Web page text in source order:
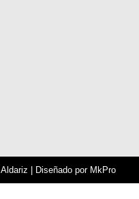
| Diseñado por MkPro